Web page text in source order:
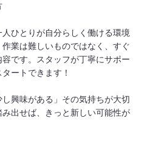
ひとりが自分らしく働ける環境
業は難しいものではなく、すぐ
です。スタッフが丁寧にサポー
ートできます！
し興味がある」その気持ちが大切
出せば、きっと新しい可能性が